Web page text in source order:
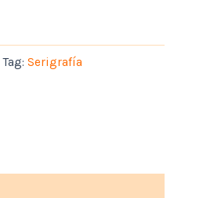
Tag: Serigrafía